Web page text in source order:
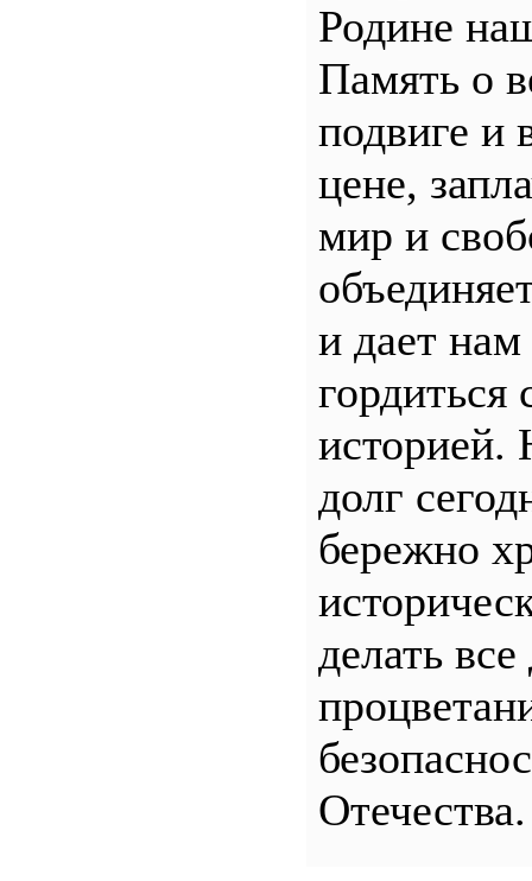
Родине
Память о
подвиге и
цене,
мир и
и дает
гордиться
долг
бережно
делать все
Отечества.